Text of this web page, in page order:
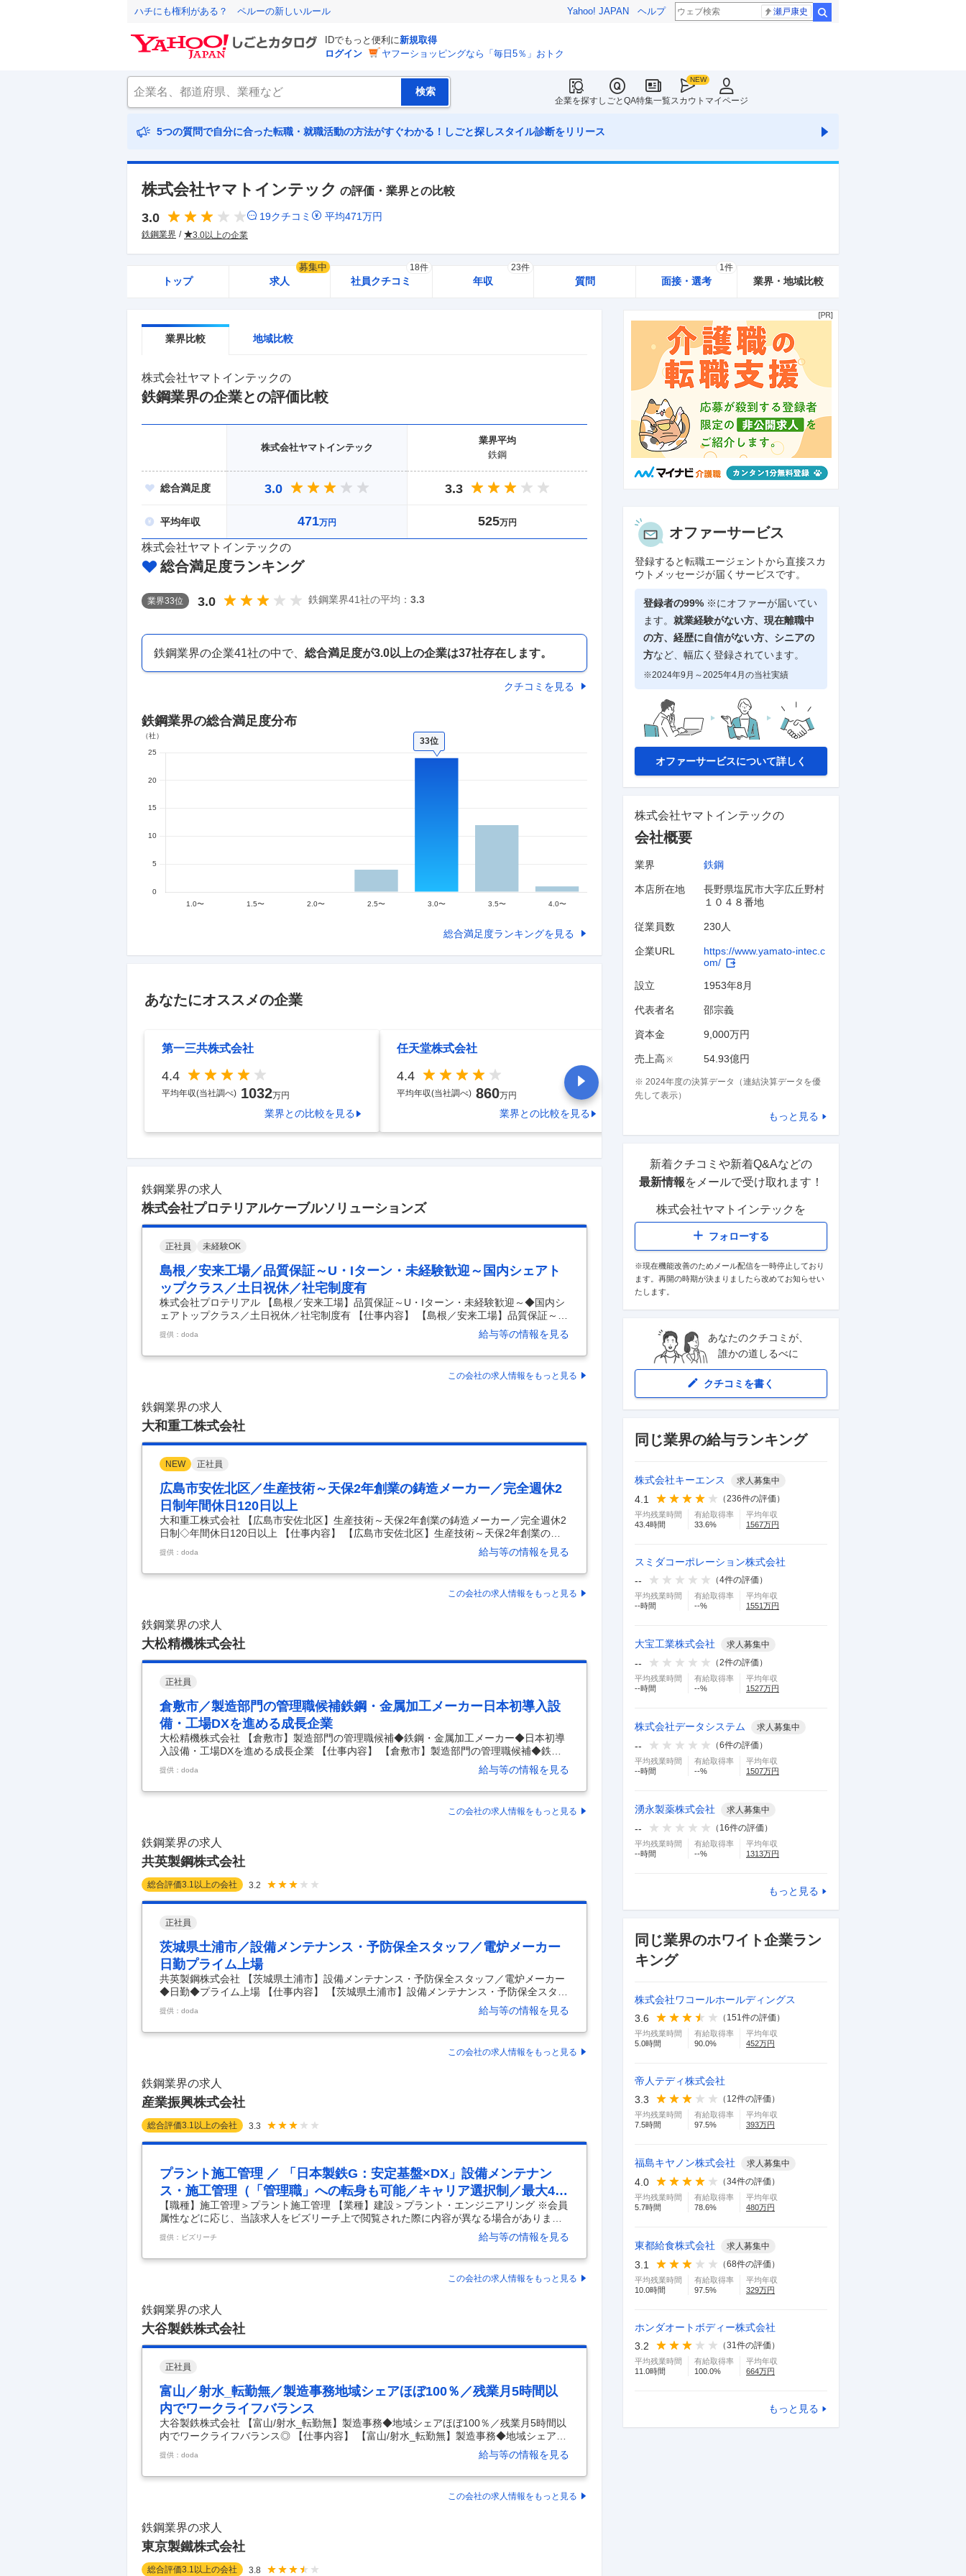
ハチにも権利がある？ ペルーの新しいルール Yahoo! JAPAN ヘルプ 瀬戸康史
IDでもっと便利に新規取得
ログイン
ヤフーショッピングなら「毎日5％」おトク
企業を探すしごとQA特集一覧スカウト マイページ
5つの質問で自分に合った転職・就職活動の方法がすぐわかる！しごと探しスタイル診断をリリース
株式会社ヤマトインテック の評価・業界との比較
3.0 19クチコミ 平均471万円
鉄鋼業界 3.0以上の企業
トップ 求人
募集中
社員クチコミ
18件
年収
23件
質問 面接・選考
1件
業界・地域比較
業界比較 地域比較
株式会社ヤマトインテックの
鉄鋼業界の企業との評価比較
株式会社ヤマトインテック
業界平均
鉄鋼
総合満足度 3.0 3.3
平均年収 471万円 525万円
株式会社ヤマトインテックの
総合満足度ランキング
業界33位 3.0 鉄鋼業界41社の平均： 3.3
鉄鋼業界の企業41社の中で、 総合満足度が3.0以上の企業は37社存在します。
クチコミを見る
鉄鋼業界の総合満足度分布
33位
総合満足度ランキングを見る
あなたにオススメの企業
第一三共株式会社
4.4
平均年収(当社調べ) 1032万円
業界との比較を見る
任天堂株式会社
4.4
平均年収(当社調べ) 860万円
業界との比較を見る
4.4
平均年収(当社調べ)
との比較を見る
鉄鋼業界の求人
株式会社プロテリアルケーブルソリューションズ
正社員 未経験OK
島根／安来工場／品質保証～U・Iターン・未経験歓迎～国内シェアト
ップクラス／土日祝休／社宅制度有
株式会社プロテリアル 【島根／安来工場】品質保証～U・Iターン・未経験歓迎～◆国内シ
ェアトップクラス／土日祝休／社宅制度有 【仕事内容】 【島根／安来工場】品質保証～
U・Iターン・未経験歓迎～◆国内シェアトップクラス／土日祝休／社宅制度有 【具体的な
仕事内容】 ～理系のバックグラウンドをお持ちの方へ／5年連続で健康経営優良法人に認
定／世界トップレベルの品質性能を持つ鉄鋼圧延用ロールの設計業務／諸外国からの受注
す。 ■職務内容： 安来工場が現在注力している航空機業界・エネルギー業界向けの拡大に
提供：doda 給与等の情報を見る
この会社の求人情報をもっと見る
鉄鋼業界の求人
大和重工株式会社
NEW 正社員
広島市安佐北区／生産技術～天保2年創業の鋳造メーカー／完全週休2
日制年間休日120日以上
大和重工株式会社 【広島市安佐北区】生産技術～天保2年創業の鋳造メーカー／完全週休2
日制◇年間休日120日以上 【仕事内容】 【広島市安佐北区】生産技術～天保2年創業の鋳
造メーカー／完全週休2日制◇年間休日120日以上 【具体的な仕事内容】 ■職務内容： ＜生
産技術＞ ・生地処理 (内面仕上げ 外面仕上げ等) 鋳鉄製品 (鋳物浴槽) の仕上げ、 検査業務
・Vプロショット作業鋳鉄製品 (鋳物浴槽) の仕上げなどに関する業務全般をお任せしま
ーカーです。 “たたら製鉄” の精神を受け継ぎながら、“鋳物（いもの）…
提供：doda 給与等の情報を見る
この会社の求人情報をもっと見る
鉄鋼業界の求人
大松精機株式会社
正社員
倉敷市／製造部門の管理職候補鉄鋼・金属加工メーカー日本初導入設
備・工場DXを進める成長企業
大松精機株式会社 【倉敷市】製造部門の管理職候補◆鉄鋼・金属加工メーカー◆日本初導
入設備・工場DXを進める成長企業 【仕事内容】 【倉敷市】製造部門の管理職候補◆鉄
鋼・金属加工メーカー◆日本初導入設備・工場DXを進める成長企業 【具体的な仕事内容】
＜ここ数年で売上高2倍成長・2031年100億円企業を目指す成長フェーズ＞ ＜今後の事業
成長を支える製造幹部候補募集＞ ＜経営直下で工場改革・組織改革を推進できるポジショ
よび生産性向上・品質向上に向けた改善活動を推進していただきます。 また、当社はここ
提供：doda 給与等の情報を見る
この会社の求人情報をもっと見る
鉄鋼業界の求人
共英製鋼株式会社
総合評価3.1 以上の会社 3.2
正社員
茨城県土浦市／設備メンテナンス・予防保全スタッフ／電炉メーカー
日勤プライム上場
共英製鋼株式会社 【茨城県土浦市】設備メンテナンス・予防保全スタッフ／電炉メーカー
◆日勤◆プライム上場 【仕事内容】 【茨城県土浦市】設備メンテナンス・予防保全スタッ
フ／電炉メーカー◆日勤◆プライム上場 【具体的な仕事内容】 ◎鉄スクラップを再資源化
し、鉄筋コンクリート用棒鋼を生み出す。社会インフラを支える実感を持てる仕事です。
◎OJTや資格取得支援制度があり、製造業経験を土台に、将来の管理職候補としてステッ
きます。生産工程（製鋼・圧延）や工場環境設備等のメンテナンス（工事対応）及び改善
提供：doda 給与等の情報を見る
この会社の求人情報をもっと見る
鉄鋼業界の求人
産業振興株式会社
総合評価3.1 以上の会社 3.3
プラント施工管理 ／ 「日本製鉄G：安定基盤×DX」設備メンテナン
ス・施工管理（「管理職」への転身も可能／キャリア選択制／最大4万
円の住宅手当）
【職種】施工管理＞プラント施工管理 【業種】建設＞プラント・エンジニアリング ※会員
属性などに応じ、当該求人をビズリーチ上で閲覧された際に内容が異なる場合があります
■仕事内容 1937年の創業以来、当社は日本のものづくりを支える製鉄所構内で、生産設備
の安定稼働を担ってきました。 単なる点検作業ではなく、設備の設計・改善から関わり、
お客様の生産活動を最大化させることがミッションです。 現在、カーボンニュートラル社
ョン（重機の遠隔操作化等）や働き方改革を加速させています 。 次代の現場を牽引するリ
提供：ビズリーチ 給与等の情報を見る
この会社の求人情報をもっと見る
鉄鋼業界の求人
大谷製鉄株式会社
正社員
富山／射水_転勤無／製造事務地域シェアほぼ100％／残業月5時間以
内でワークライフバランス
大谷製鉄株式会社 【富山/射水_転勤無】製造事務◆地域シェアほぼ100％／残業月5時間以
内でワークライフバランス◎ 【仕事内容】 【富山/射水_転勤無】製造事務◆地域シェアほ
ぼ100％／残業月5時間以内でワークライフバランス◎ 【具体的な仕事内容】 【充実した
福利厚生／購買メインの製造事務／平均勤続：15.2年／転勤なし／プライベートと仕事の
バランスが取れる環境】 ■業務内容 富山に本社を置き、鉄筋コンクリート用棒鋼「VCO
製造部門における事務業務を担当します ・製造にかかわる定期購買品、機械備品の購買業
提供：doda 給与等の情報を見る
この会社の求人情報をもっと見る
鉄鋼業界の求人
東京製鐵株式会社
総合評価3.1 以上の会社 3.8
オファーサービス
登録すると転職エージェントから直接スカ
ウトメッセージが届くサービスです。
登録者の99% ※にオファーが届いてい
ます。 就業経験がない方、現在離職中
の方、 経歴に自信がない方、シニアの
方など、幅広く登録されています。
※2024年9月～2025年4月の当社実績
オファーサービスについて詳しく
株式会社ヤマトインテックの
会社概要
業界 鉄鋼
本店所在地
長野県塩尻市大字広丘野村
１０４８番地
従業員数 230人
企業URL
https://www.yamato-intec.c
om/
設立 1953年8月
代表者名 邵宗義
資本金 9,000万円
売上高 ※ 54.93億円
※ 2024年度の決算データ（連結決算データを優
先して表示）
もっと見る
新着クチコミや新着Q&Aなどの
最新情報をメールで受け取れます！
株式会社ヤマトインテック を
フォローする
※現在機能改善のためメール配信を一時停止しており
ます。再開の時期が決まりましたら改めてお知らせい
たします。
あなたのクチコミが、
誰かの道しるべに
クチコミを書く
同じ業界の給与ランキング
株式会社キーエンス 求人募集中
4.1 （236件の評価）
平均残業時間
43.4時間
有給取得率
33.6%
平均年収
1567万円
スミダコーポレーション株式会社
--
（4件の評価）
平均残業時間
--時間
有給取得率
--%
平均年収
1551 万円
大宝工業株式会社 求人募集中
-- （2件の評価）
平均残業時間
--時間
有給取得率
--%
平均年収
1527万円
株式会社データシステム 求人募集中
-- （6件の評価）
平均残業時間
--時間
有給取得率
--%
平均年収
1507万円
湧永製薬株式会社 求人募集中
-- （ 16件の評価）
平均残業時間
--時間
有給取得率
--%
平均年収
1313万円
もっと見る
同じ業界のホワイト企業ラン
キング
株式会社ワコールホールディングス
3.6
（ 151件の評価）
平均残業時間
5.0時間
有給取得率
90.0%
平均年収
452万円
帝人テディ株式会社
3.3
（ 12件の評価）
平均残業時間
7.5時間
有給取得率
97.5%
平均年収
393万円
福島キヤノン株式会社 求人募集中
4.0 （34件の評価）
平均残業時間
5.7時間
有給取得率
78.6%
平均年収
480万円
東都給食株式会社 求人募集中
3.1 （68件の評価）
平均残業時間
10.0時間
有給取得率
97.5%
平均年収
329万円
ホンダオートボディー株式会社
3.2
（31件の評価）
平均残業時間
11.0時間
有給取得率
100.0%
平均年収
664万円
もっと見る